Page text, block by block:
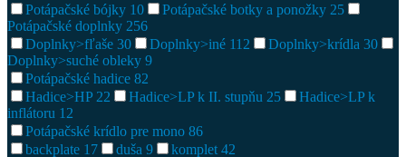
Potápačské bójky 10 Potápačské botky a ponožky 25
Potápačské doplnky 256
Doplnky>fľaše 30 Doplnky>iné 112 Doplnky>krídla 30
Doplnky>suché obleky 9
Potápačské hadice 82
Hadice>HP 22 Hadice>LP k II. stupňu 25
Hadice>LP k
inflátoru 12
Potápačské krídlo pre mono 86
backplate 17 duša 9 komplet 42